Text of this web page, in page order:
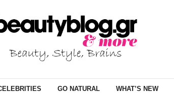
GO NATURAL WHAT’S NEW